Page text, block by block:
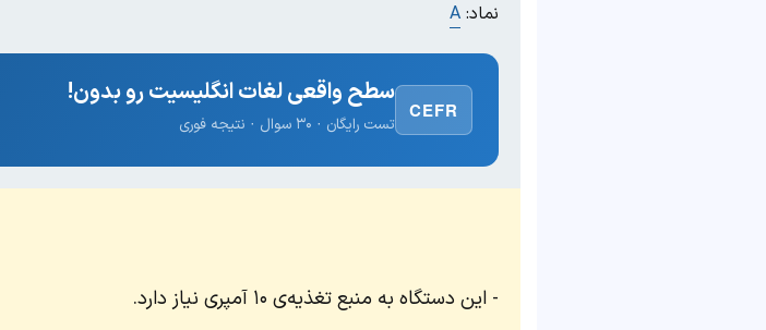
نماد: A
CEFR
سطح واقعی لغات انگلیسیت رو بدون!
تست رایگان · ۳۰ سوال · نتیجه فوری
این دستگاه به منبع تغذیه‌ی ۱۰ آمپری نیاز دارد.